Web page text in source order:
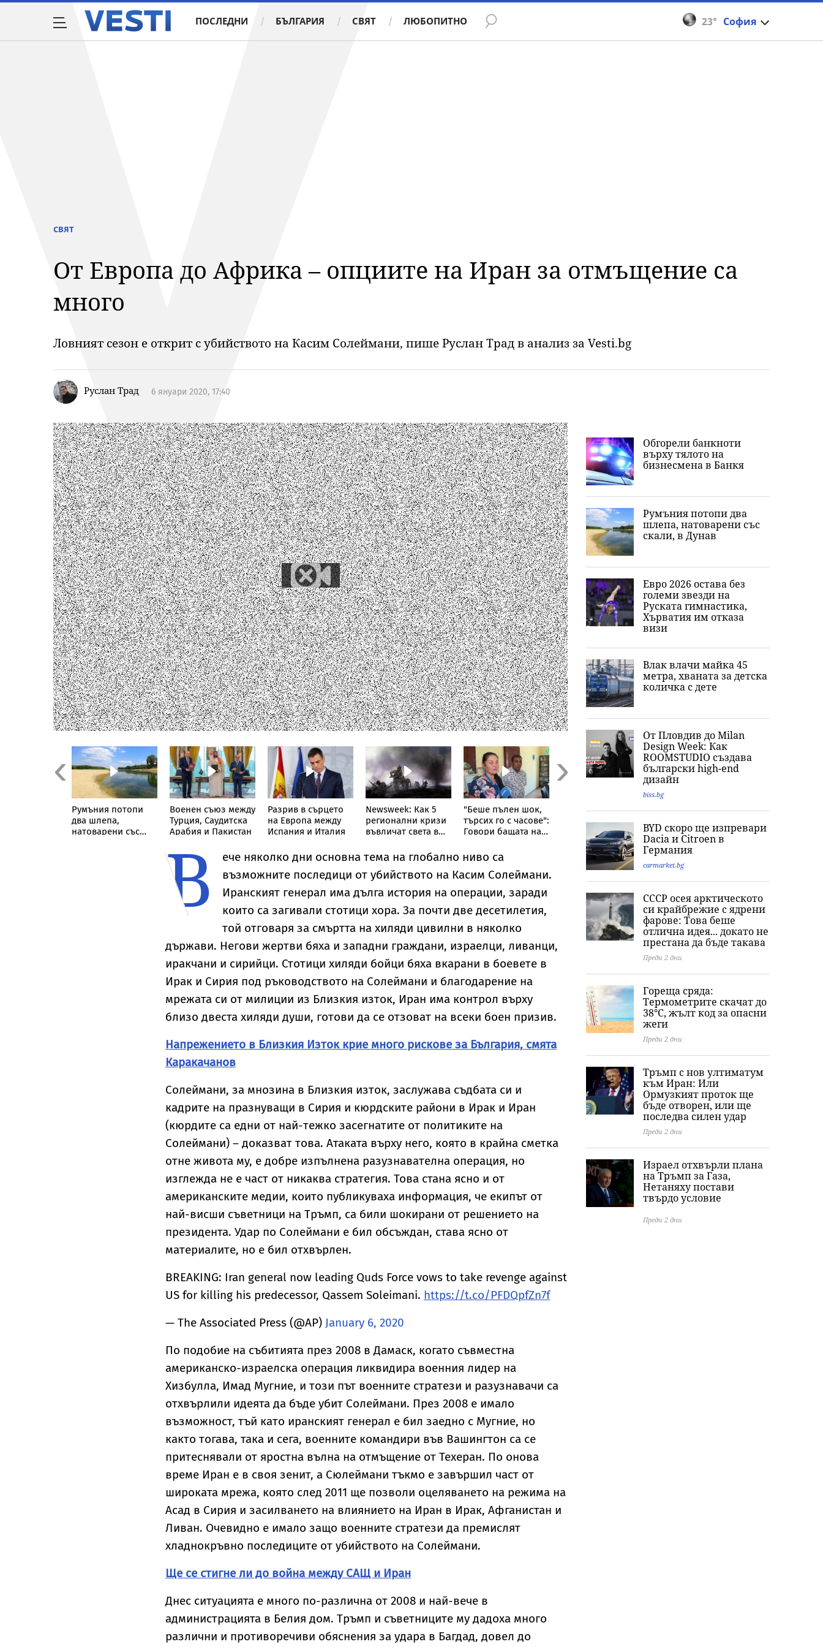
23° София
ПОСЛЕДНИ БЪЛГАРИЯ СВЯТ ЛЮБОПИТНО
СВЯТ
От Европа до Африка – опциите на Иран за отмъщение са
много
Ловният сезон е открит с убийството на Касим Солеймани, пише Руслан Трад в анализ за Vesti.bg
Руслан Трад 6 януари 2020, 17:40
Previous
Румъния потопи
два шлепа,
натоварени със
Военен съюз между
Турция, Саудитска
Арабия и Пакистан
Разрив в сърцето
на Европа между
Испания и Италия
Newsweek: Как 5
регионални кризи
въвличат света в
война
"Беше пълен шок,
търсих го с часове":
Говори бащата на
автобус момче със
СОП
Конфликтът се
изостря: Нова
ескалация между
хутите и Саудитска
Арабия
Напрежението
Корея изстреля
непозната ракета
над Японско море
Ескалацията в
заплашва
В
ече няколко дни основна тема на глобално ниво са
възможните последици от убийството на Касим Солеймани.
Иранският генерал има дълга история на операции, заради
които са загивали стотици хора. За почти две десетилетия,
той отговаря за смъртта на хиляди цивилни в няколко
държави. Негови жертви бяха и западни граждани, израелци, ливанци,
иракчани и сирийци. Стотици хиляди бойци бяха вкарани в боевете в
Ирак и Сирия под ръководството на Солеймани и благодарение на
мрежата си от милиции из Близкия изток, Иран има контрол върху
близо двеста хиляди души, готови да се отзоват на всеки боен призив.
Напрежението в Близкия Изток крие много рискове за България, смята
Каракачанов
Солеймани, за мнозина в Близкия изток, заслужава съдбата си и
кадрите на празнуващи в Сирия и кюрдските райони в Ирак и Иран
(кюрдите са едни от най-тежко засегнатите от политиките на
Солеймани) – доказват това. Атаката върху него, която в крайна сметка
отне живота му, е добре изпълнена разузнавателна операция, но
изглежда не е част от никаква стратегия. Това стана ясно и от
американските медии, които публикуваха информация, че екипът от
най-висши съветници на Тръмп, са били шокирани от решението на
президента. Удар по Солеймани е бил обсъждан, става ясно от
материалите, но е бил отхвърлен.
BREAKING: Iran general now leading Quds Force vows to take revenge against
US for killing his predecessor, Qassem Soleimani. https://t.co/PFDQpfZn7f
— The Associated Press (@AP) January 6, 2020
По подобие на събитията през 2008 в Дамаск, когато съвместна
американско-израелска операция ликвидира военния лидер на
Хизбулла, Имад Мугние, и този път военните стратези и разузнавачи са
отхвърлили идеята да бъде убит Солеймани. През 2008 е имало
възможност, тъй като иранският генерал е бил заедно с Мугние, но
както тогава, така и сега, военните командири във Вашингтон са се
притеснявали от яростна вълна на отмъщение от Техеран. По онова
време Иран е в своя зенит, а Сюлеймани тъкмо е завършил част от
широката мрежа, която след 2011 ще позволи оцеляването на режима на
Асад в Сирия и засилването на влиянието на Иран в Ирак, Афганистан и
Ливан. Очевидно е имало защо военните стратези да премислят
хладнокръвно последиците от убийството на Солеймани.
Ще се стигне ли до война между САЩ и Иран
Днес ситуацията е много по-различна от 2008 и най-вече в
администрацията в Белия дом. Тръмп и съветниците му дадоха много
различни и противоречиви обяснения за удара в Багдад, довел до
Обгорели банкноти
върху тялото на
бизнесмена в Банкя
Румъния потопи два
шлепа, натоварени със
скали, в Дунав
Евро 2026 остава без
големи звезди на
Руската гимнастика,
Хърватия им отказа
визи
Влак влачи майка 45
метра, хваната за детска
количка с дете
От Пловдив до Milan
Design Week: Как
ROOMSTUDIO създава
български high-end
дизайн
biss.bg
BYD скоро ще изпревари
Dacia и Citroеn в
Германия
carmarket.bg
СССР осея арктическото
си крайбрежие с ядрени
фарове: Това беше
отлична идея... докато не
престана да бъде такава
Преди 2 дни
Гореща сряда:
Термометрите скачат до
38°C, жълт код за опасни
жеги
Преди 2 дни
Тръмп с нов ултиматум
към Иран: Или
Ормузкият проток ще
бъде отворен, или ще
последва силен удар
Преди 2 дни
Израел отхвърли плана
на Тръмп за Газа,
Нетаняху постави
твърдо условие
Преди 2 дни